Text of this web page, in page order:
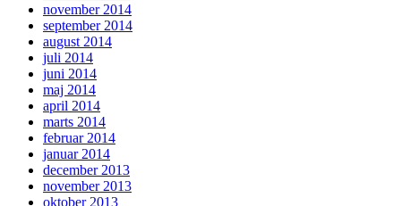
november 2014
september 2014
august 2014
juli 2014
juni 2014
maj 2014
april 2014
marts 2014
februar 2014
januar 2014
december 2013
november 2013
oktober 2013